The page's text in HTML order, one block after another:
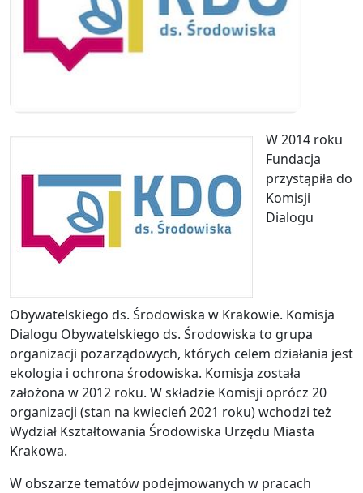
W 2014 roku
Fundacja
przystąpiła do
Komisji
Dialogu
Obywatelskiego ds. Środowiska w Krakowie. Komisja
Dialogu Obywatelskiego ds. Środowiska to grupa
organizacji pozarządowych, których celem działania jest
ekologia i ochrona środowiska. Komisja została
założona w 2012 roku. W składzie Komisji oprócz 20
organizacji (stan na kwiecień 2021 roku) wchodzi też
Wydział Kształtowania Środowiska Urzędu Miasta
Krakowa.
W obszarze tematów podejmowanych w pracach